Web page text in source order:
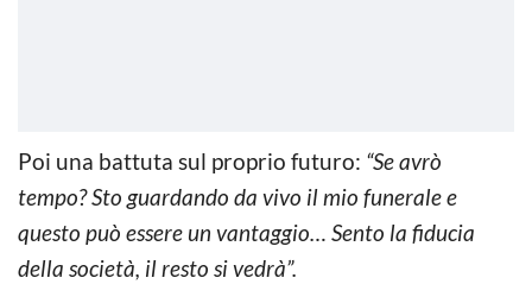
Poi una battuta sul proprio futuro: “Se avrò
tempo? Sto guardando da vivo il mio funerale e
questo può essere un vantaggio… Sento la fiducia
della società, il resto si vedrà”.